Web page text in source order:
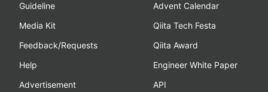
Guideline
Media Kit
Feedback/Requests
Help
Advertisement
Advent Calendar
Qiita Tech Festa
Qiita Award
Engineer White Paper
API